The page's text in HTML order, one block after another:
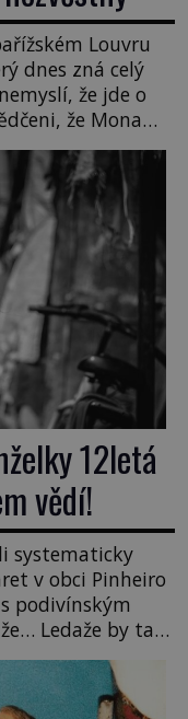
Louvru
dnes zná celý
že jde o
že Mona
nebo u fotografa.
z největších
12letá
vědí!
systematicky
v obci Pinheiro
podivínským
Ledaže by ta
ale
v incestu.